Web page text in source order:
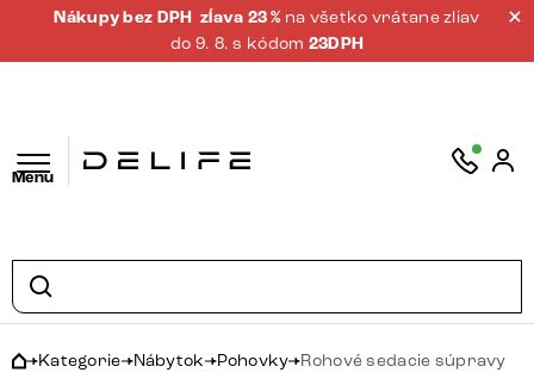
Nákupy bez DPH zĺava 23 % na všetko vrátane zliav
do 9. 8. s kódom 23DPH
Menu
Kategorie Nábytok Pohovky Rohové sedacie súpravy